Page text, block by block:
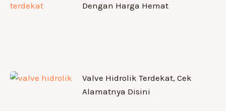
Dengan Harga Hemat
Valve Hidrolik Terdekat, Cek
Alamatnya Disini